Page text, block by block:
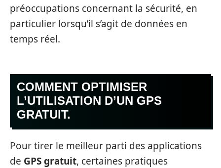
préoccupations concernant la sécurité, en
particulier lorsqu’il s’agit de données en
temps réel.
COMMENT OPTIMISER
L’UTILISATION D’UN GPS
GRATUIT.
Pour tirer le meilleur parti des applications
de GPS gratuit, certaines pratiques